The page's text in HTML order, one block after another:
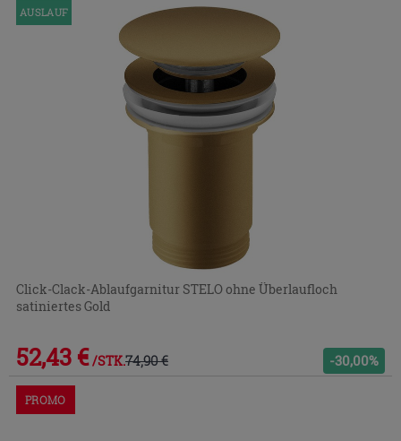
AUSLAUF
Click-Clack-Ablaufgarnitur STELO ohne Überlaufloch
satiniertes Gold
52,43 € /STK.74,90 € -30,00%
PROMO